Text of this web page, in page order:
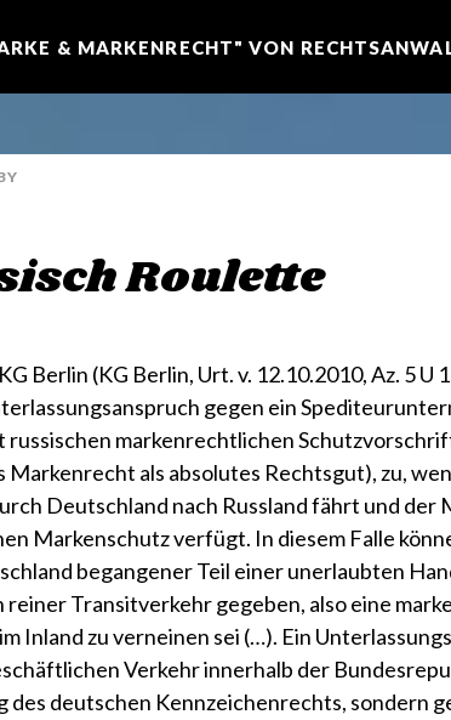
& MARKENRECHT" VON
Roulette
Berlin (KG Berlin, Urt. v. 12.10.2010, Az. 5 U
gegen ein
russischen markenrechtlichen
Markenrecht als absolutes Rechtsgut), zu,
Deutschland nach Russland fährt und der
Markenschutz verfügt. In diesem Falle
begangener Teil einer unerlaubten
reiner Transitverkehr gegeben, also eine
Inland zu verneinen sei (…). Ein
Verkehr innerhalb der
des deutschen Kennzeichenrechts, sondern